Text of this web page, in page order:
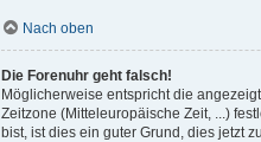
Nach oben
Die Forenuhr geht falsch!
Möglicherweise entspricht die
Zeitzone (Mitteleuropäische Zeit, ...)
bist, ist dies ein guter Grund, dies jetzt